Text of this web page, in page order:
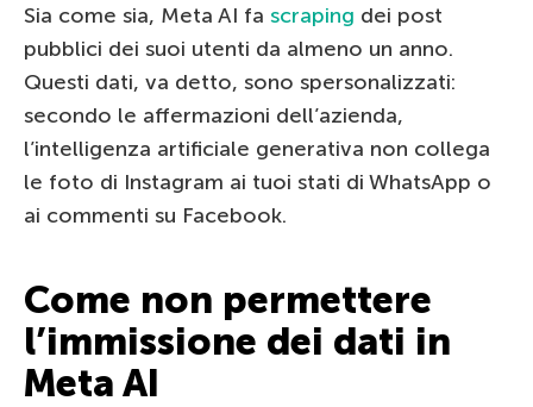
Sia come sia, Meta AI fa scraping dei post
pubblici dei suoi utenti da almeno un anno.
Questi dati, va detto, sono spersonalizzati:
secondo le affermazioni dell’azienda,
l’intelligenza artificiale generativa non collega
le foto di Instagram ai tuoi stati di WhatsApp o
ai commenti su Facebook.
Come non permettere
l’immissione dei dati in
Meta AI